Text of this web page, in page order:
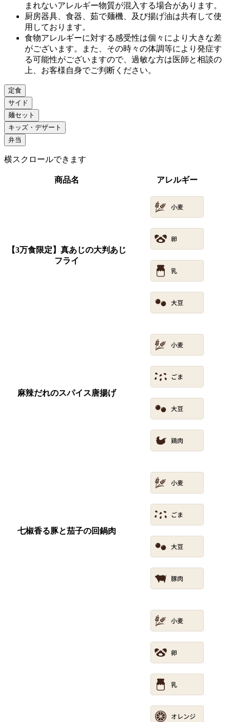
まれないアレルギー物質が混入する場合があります。
厨房器具、食器、茹で麺機、及び揚げ油は共有して使
用しております。
食物アレルギーに対する感受性は個々により大きな差
がございます。また、その時々の体調等により発症す
る可能性がございますので、過敏な方は医師と相談の
上、お客様自身でご判断ください。
定食
サイド
麺セット
キッズ・デザート
弁当
横スクロールできます
商品名 アレルギー
【3万食限定】真あじの大判あじ
フライ
麻辣だれのスパイス唐揚げ
七椒香る豚と茄子の回鍋肉